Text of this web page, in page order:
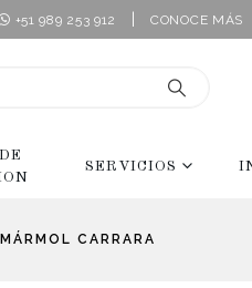
+51 989 253 912 CONOCE MÁS
SERVICIOS
CARRARA